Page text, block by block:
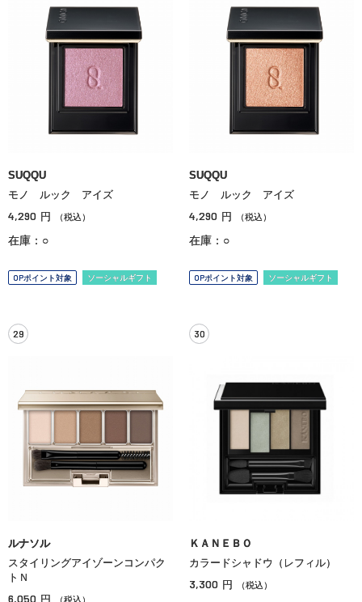
SUQQU
モノ ルック アイズ
4,290 円 （税込）
在庫：○
OPポイント対象 ソーシャルギフト
SUQQU
モノ ルック アイズ
4,290 円 （税込）
在庫：○
OPポイント対象 ソーシャルギフト
29
ルナソル
スタイリングアイゾーンコンパク
トＮ
6,050 円 （税込）
30
ＫＡＮＥＢＯ
カラードシャドウ（レフィル）
3,300 円 （税込）